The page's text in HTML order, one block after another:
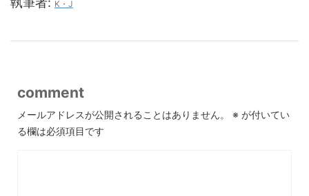
K・J
comment
メールアドレスが公開されることはありません。 ※ が付いてい
る欄は必須項目です